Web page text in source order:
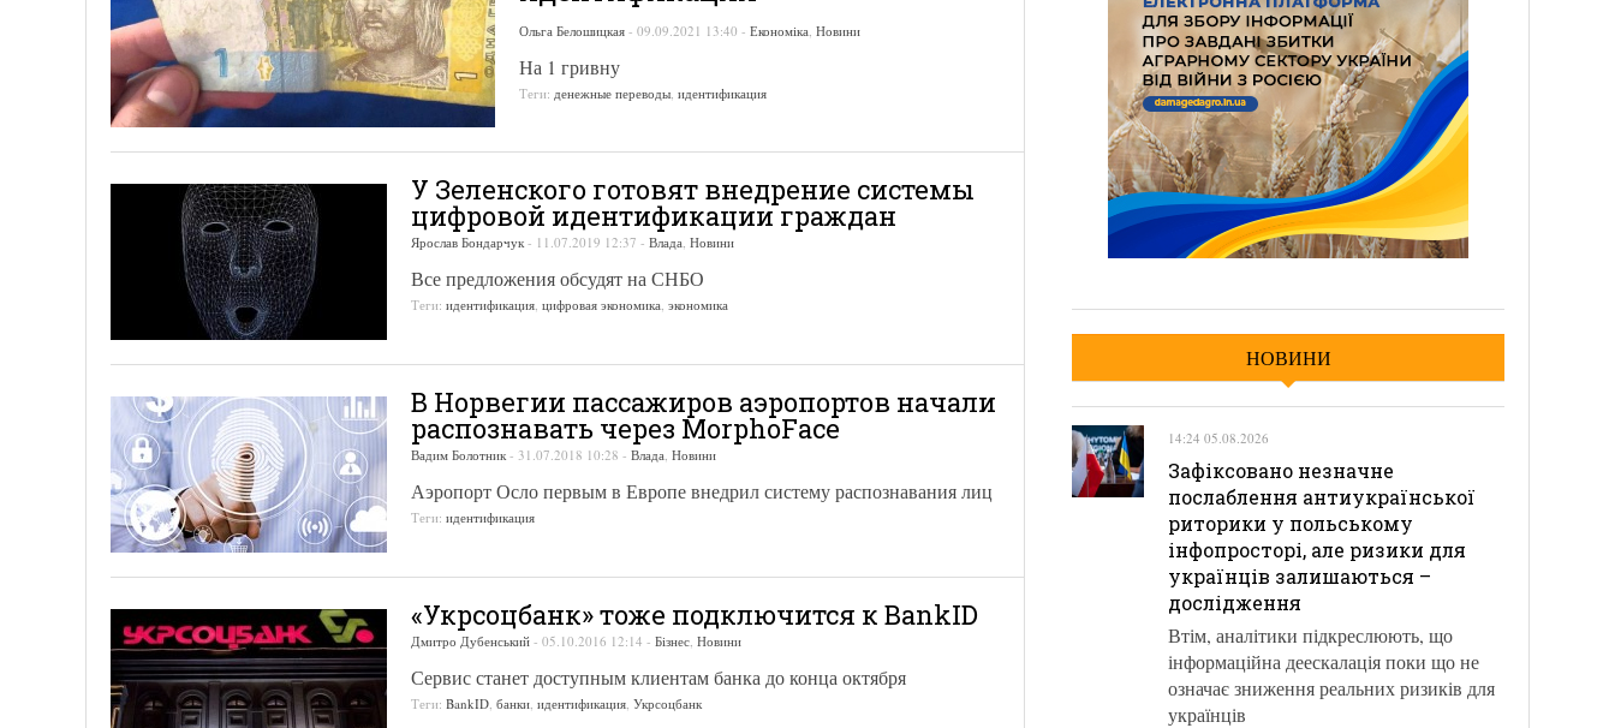
Ольга Белошицкая - 09.09.2021 13:40 - Економіка, Новини
На 1 гривну
Теги: денежные переводы, идентификация
У Зеленского готовят внедрение системы
цифровой идентификации граждан
Ярослав Бондарчук - 11.07.2019 12:37 - Влада Новини
Все предложения обсудят на СНБО
Теги: идентификация цифровая экономика экономика
В Норвегии пассажиров аэропортов начали
распознавать через MorphoFace
Вадим Болотник - 31.07.2018 10:28 - Влада Новини
Аэропорт Осло первым в Европе внедрил систему распознавания лиц
Теги: идентификация
«Укрсоцбанк» тоже подключится к BankID
Дмитро Дубенський - 05.10.2016 12:14 - Бізнес Новини
Сервис станет доступным клиентам банка до конца октября
Теги: BankID банки идентификация Укрсоцбанк
НОВИНИ
14:24 05.08.2026
Зафіксовано незначне
послаблення антиукраїнської
риторики у польському
інфопросторі, але ризики для
українців залишаються –
дослідження
Втім, аналітики підкреслюють, що
інформаційна деескалація поки що не
означає зниження реальних ризиків для
українців